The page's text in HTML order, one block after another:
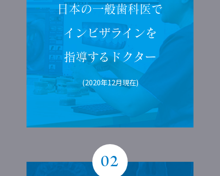
日本の一般歯科医で
インビザラインを
指導するドクター
(2020年12月現在)
02